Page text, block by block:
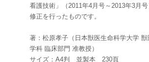
看護技術」（2011年4月号～2013年3月
修正を行ったものです。
著：松原孝子（日本獣医生命科学大学
学科 臨床部門 准教授）
サイズ：A4判 並製本 230頁